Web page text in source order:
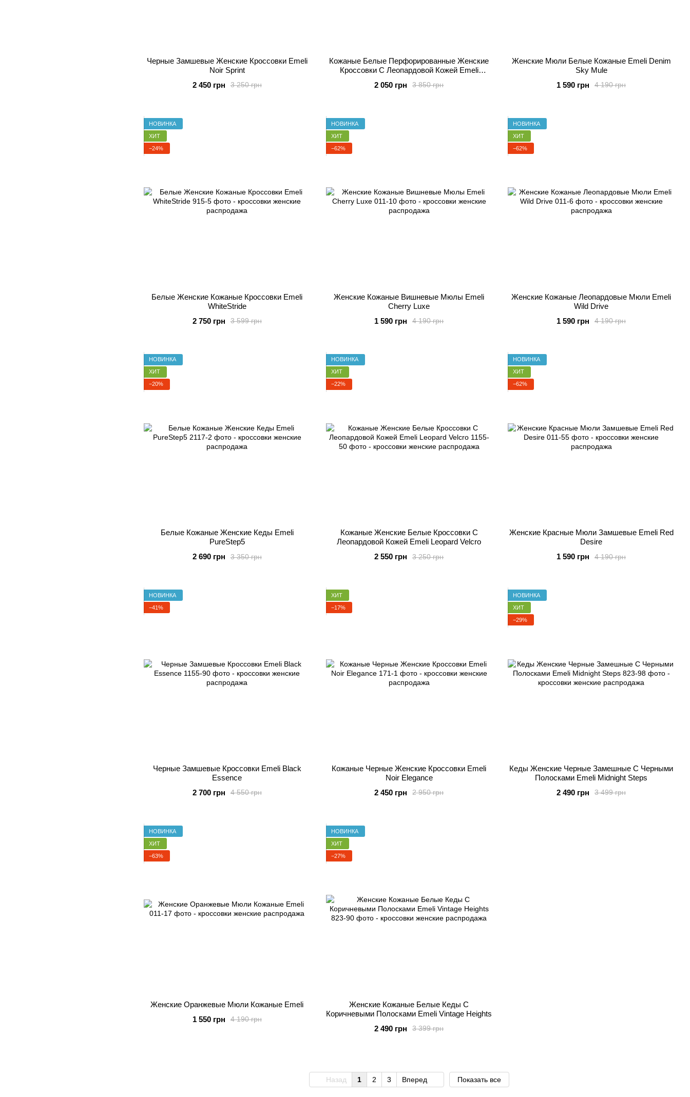
Черные Замшевые Женские Кроссовки Emeli
Noir Sprint
3 250 грн
2 450 грн
Кожаные Белые Перфорированные Женские
Кроссовки C Леопардовой Кожей Emeli
3 850 грн
2 050 грн
Женские Мюли Белые Кожаные Emeli Denim
Sky Mule
4 190 грн
1 590 грн
НОВИНКА
ХИТ
−24%
Белые Женские Кожаные Кроссовки Emeli
WhiteStride
3 599 грн
2 750 грн
НОВИНКА
ХИТ
−62%
Женские Кожаные Вишневые Мюлы Emeli
Cherry Luxe
4 190 грн
1 590 грн
НОВИНКА
ХИТ
−62%
Женские Кожаные Леопардовые Мюли Emeli
Wild Drive
4 190 грн
1 590 грн
НОВИНКА
ХИТ
−20%
Белые Кожаные Женские Кеды Emeli
PureStep5
3 350 грн
2 690 грн
НОВИНКА
ХИТ
−22%
Кожаные Женские Белые Кроссовки С
Леопардовой Кожей Emeli Leopard Velcro
3 250 грн
2 550 грн
НОВИНКА
ХИТ
−62%
Женские Красные Мюли Замшевые Emeli Red
Desire
4 190 грн
1 590 грн
НОВИНКА
−41%
Черные Замшевые Кроссовки Emeli Black
Essence
4 550 грн
2 700 грн
ХИТ
−17%
Кожаные Черные Женские Кроссовки Emeli
Noir Elegance
2 950 грн
2 450 грн
НОВИНКА
ХИТ
−29%
Кеды Женские Черные Замешные С Черными
Полосками Emeli Midnight Steps
3 499 грн
2 490 грн
НОВИНКА
ХИТ
−63%
Женские Оранжевые Мюли Кожаные Emeli
4 190 грн
1 550 грн
НОВИНКА
ХИТ
−27%
Женские Кожаные Белые Кеды С
Коричневыми Полосками Emeli Vintage Heights
3 399 грн
2 490 грн
Назад 1 2 3 Вперед Показать все